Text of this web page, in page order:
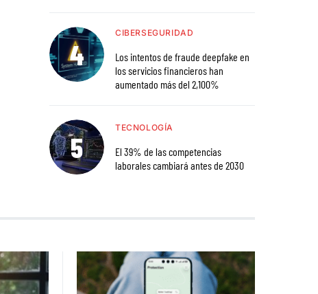
CIBERSEGURIDAD
Los intentos de fraude deepfake en
los servicios financieros han
aumentado más del 2,100%
TECNOLOGÍA
El 39% de las competencias
laborales cambiará antes de 2030